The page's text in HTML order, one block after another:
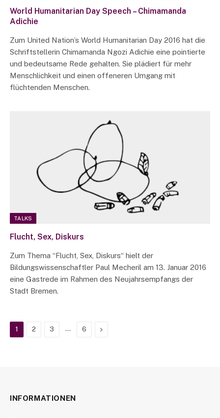
World Humanitarian Day Speech – Chimamanda
Adichie
Zum United Nation’s World Humanitarian Day 2016 hat die
Schriftstellerin Chimamanda Ngozi Adichie eine pointierte
und bedeutsame Rede gehalten. Sie plädiert für mehr
Menschlichkeit und einen offeneren Umgang mit
flüchtenden Menschen.
TALKS
Flucht, Sex, Diskurs
Zum Thema “Flucht, Sex, Diskurs“ hielt der
Bildungswissenschaftler Paul Mecheril am 13. Januar 2016
eine Gastrede im Rahmen des Neujahrsempfangs der
Stadt Bremen.
1 2 3 … 6 Next
INFORMATIONEN